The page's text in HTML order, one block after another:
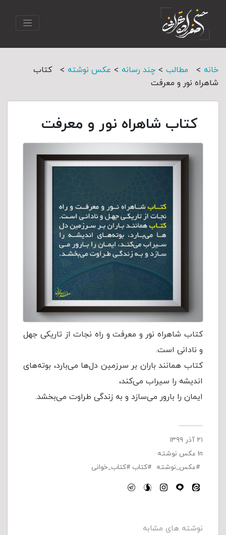
خانه > مطالب > چند رسانه > عکس نوشته >
کتاب
شاهراه نور و معرفت
کتاب شاهراه نور و معرفت
کتاب شاهراه نور و معرفت و راه نجات از تاریکی جهل
و نادانی است.
کتاب همانند باران بر سرزمین دل‌ها می‌بارد، بوته‌های
اندیشه را سیراب می‌کند،
ایمان را بارور می‌سازد و به زندگی طراوت می‌بخشد.
۲۱ آذر ۱۳۹۹
In عکس نوشته
عکس_نوشته
کتاب کتاب_خوانی
نوشته های مشابه